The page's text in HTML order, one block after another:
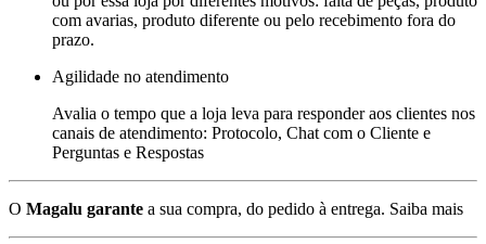
com avarias, produto diferente ou pelo recebimento fora do
prazo.
Agilidade no atendimento
Avalia o tempo que a loja leva para responder aos clientes nos
canais de atendimento: Protocolo, Chat com o Cliente e
Perguntas e Respostas
O Magalu garante a sua compra, do pedido à entrega. Saiba mais